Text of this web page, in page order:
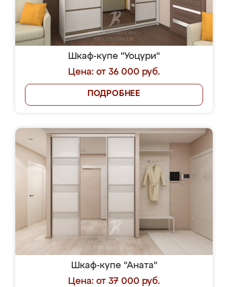
Шкаф-купе "Уоцури"
Цена: от 36 000 руб.
ПОДРОБНЕЕ
Шкаф-купе "Аната"
Цена: от 37 000 руб.